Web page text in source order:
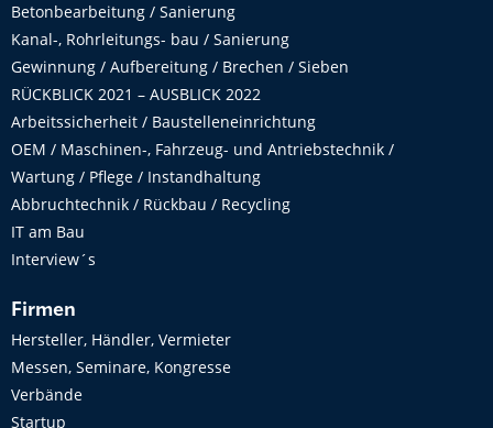
Betonbearbeitung / Sanierung
Kanal-, Rohrleitungs- bau / Sanierung
Gewinnung / Aufbereitung / Brechen / Sieben
RÜCKBLICK 2021 – AUSBLICK 2022
Arbeitssicherheit / Baustelleneinrichtung
OEM / Maschinen-, Fahrzeug- und Antriebstechnik /
Wartung / Pflege / Instandhaltung
Abbruchtechnik / Rückbau / Recycling
IT am Bau
Interview´s
Firmen
Hersteller, Händler, Vermieter
Messen, Seminare, Kongresse
Verbände
Startup